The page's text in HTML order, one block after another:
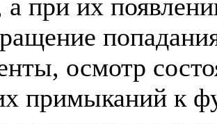
при их
осмотр
примыканий к